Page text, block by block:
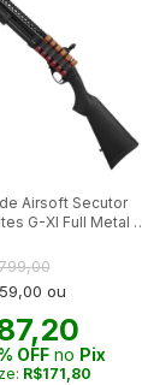
Airsoft Secutor
G-XI Full Metal -
ou
OFFno Pix
R$171,80